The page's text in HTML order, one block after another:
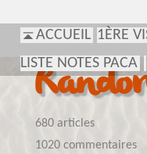
ACCUEIL 1ÈRE
LISTE NOTES PACA
680 articles
1020 commentaires